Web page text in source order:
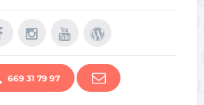
669 31 79 97